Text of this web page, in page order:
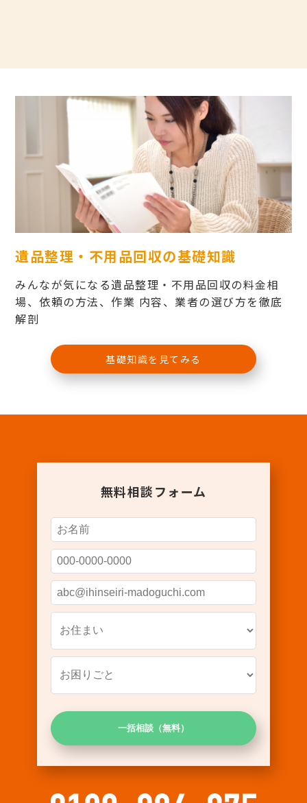
遺品整理・不用品回収の基礎知識
みんなが気になる遺品整理・不用品回収の料金相
場、依頼の方法、作業 内容、業者の選び方を徹底
解剖
基礎知識を見てみる
無料相談フォーム